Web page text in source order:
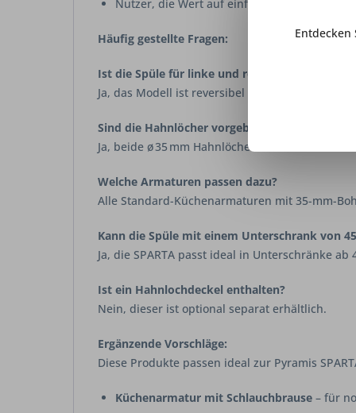
Nutzer, die Wert auf einfache Reinigung
Häufig gestellte Fragen:
Ist die Spüle für linke und rechte Einbauweise
Ja, das Modell ist reversibel – die
Sind die Hahnlöcher vorgebohrt?
Ja, beide ø 35 mm Hahnlöcher sind bereits
Welche Armaturen passen dazu?
Alle Standard-Küchenarmaturen mit 35-mm-
Kann die Spüle mit einem Unterschrank von
Ja, die SPARTA passt ideal in Unterschränke ab
Ist ein Hahnlochdeckel enthalten?
Nein, dieser ist optional separat erhältlich.
Ergänzende Vorschläge:
Diese Produkte passen ideal zur Pyramis
Küchenarmatur mit Schlauchbrause – für
Entdecken